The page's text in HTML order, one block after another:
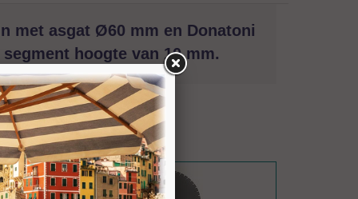
met asgat Ø60 mm en Donatoni
hoogte van 10 mm.